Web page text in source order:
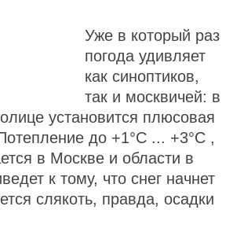
Уже в который раз
погода удивляет
как синоптиков,
так и москвичей: в
установится плюсовая
до +1°С ... +3°С ,
в Москве и области в
к тому, что снег начнет
слякоть, правда, осадки